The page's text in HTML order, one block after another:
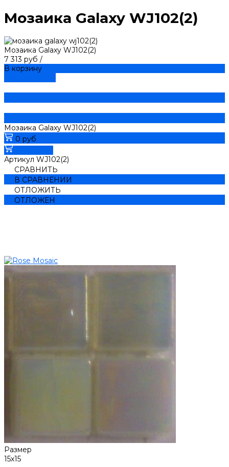
Мозаика Galaxy WJ102(2)
Мозаика Galaxy WJ102(2)
7 313 руб /
В корзину
Мозаика Galaxy WJ102(2)
0 руб
Артикул WJ102(2)
СРАВНИТЬ
В СРАВНЕНИИ
ОТЛОЖИТЬ
ОТЛОЖЕН
Размер
15х15